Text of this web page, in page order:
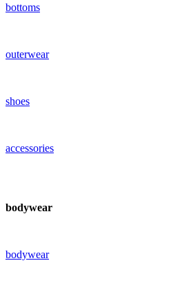
bottoms
outerwear
shoes
accessories
bodywear
bodywear